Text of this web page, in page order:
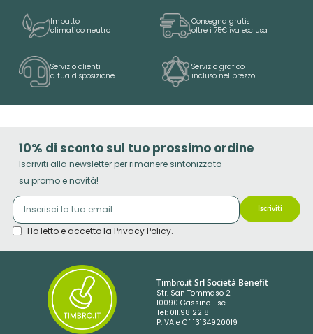
Impatto
climatico neutro
Consegna gratis
oltre i 75€ iva esclusa
Servizio clienti
a tua disposizione
Servizio grafico
incluso nel prezzo
10% di sconto sul tuo prossimo ordine
Iscriviti alla newsletter per rimanere sintonizzato
su promo e novità!
Iscriviti
Ho letto e accetto la Privacy Policy.
Timbro.it Srl Società Benefit
Str. San Tommaso 2
10090 Gassino T.se
Tel: 011.9812218
P.IVA e Cf 13134920019